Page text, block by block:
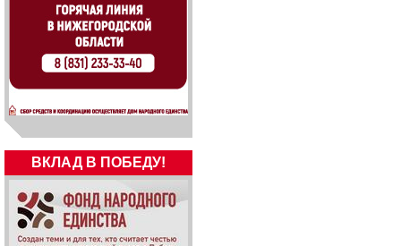
ВКЛАД В ПОБЕДУ!